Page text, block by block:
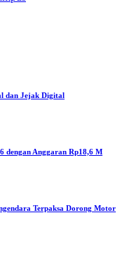
dan Jejak Digital
dengan Anggaran Rp18,6 M
Terpaksa Dorong Motor